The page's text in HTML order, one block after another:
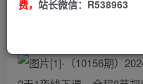
费， 站长微信：R538963